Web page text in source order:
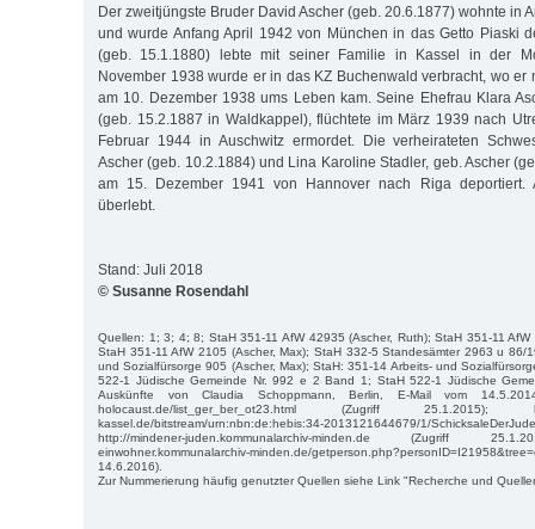
Der zweitjüngste Bruder David Ascher (geb. 20.6.1877) wohnte in
und wurde Anfang April 1942 von München in das Getto Piaski
(geb. 15.1.1880) lebte mit seiner Familie in Kassel in der
November 1938 wurde er in das KZ Buchenwald verbracht, wo er
am 10. Dezember 1938 ums Leben kam. Seine Ehefrau Klara
(geb. 15.2.1887 in Waldkappel), flüchtete im März 1939 nach
Februar 1944 in Auschwitz ermordet. Die verheirateten
Ascher (geb. 10.2.1884) und Lina Karoline Stadler, geb. Ascher
am 15. Dezember 1941 von Hannover nach Riga deportiert.
überlebt.
Stand: Juli 2018
© Susanne Rosendahl
Quellen: 1; 3; 4; 8; StaH 351-11 AfW 42935 (Ascher, Ruth); StaH 351-11
StaH 351-11 AfW 2105 (Ascher, Max); StaH 332-5 Standesämter 2963 u 86/
und Sozialfürsorge 905 (Ascher, Max); StaH: 351-14 Arbeits- und
522-1 Jüdische Gemeinde Nr. 992 e 2 Band 1; StaH 522-1 Jüdische
Auskünfte von Claudia Schoppmann, Berlin, E-Mail vom 14.5.2014;
holocaust.de/list_ger_ber_ot23.html (Zugriff 25.1.2015);
kassel.de/bitstream/urn:nbn:de:hebis:34-2013121644679/1/
http://mindener-juden.kommunalarchiv-minden.de (Zugriff
einwohner.kommunalarchiv-minden.de/
14.6.2016).
Zur Nummerierung häufig genutzter Quellen siehe Link "Recherche und